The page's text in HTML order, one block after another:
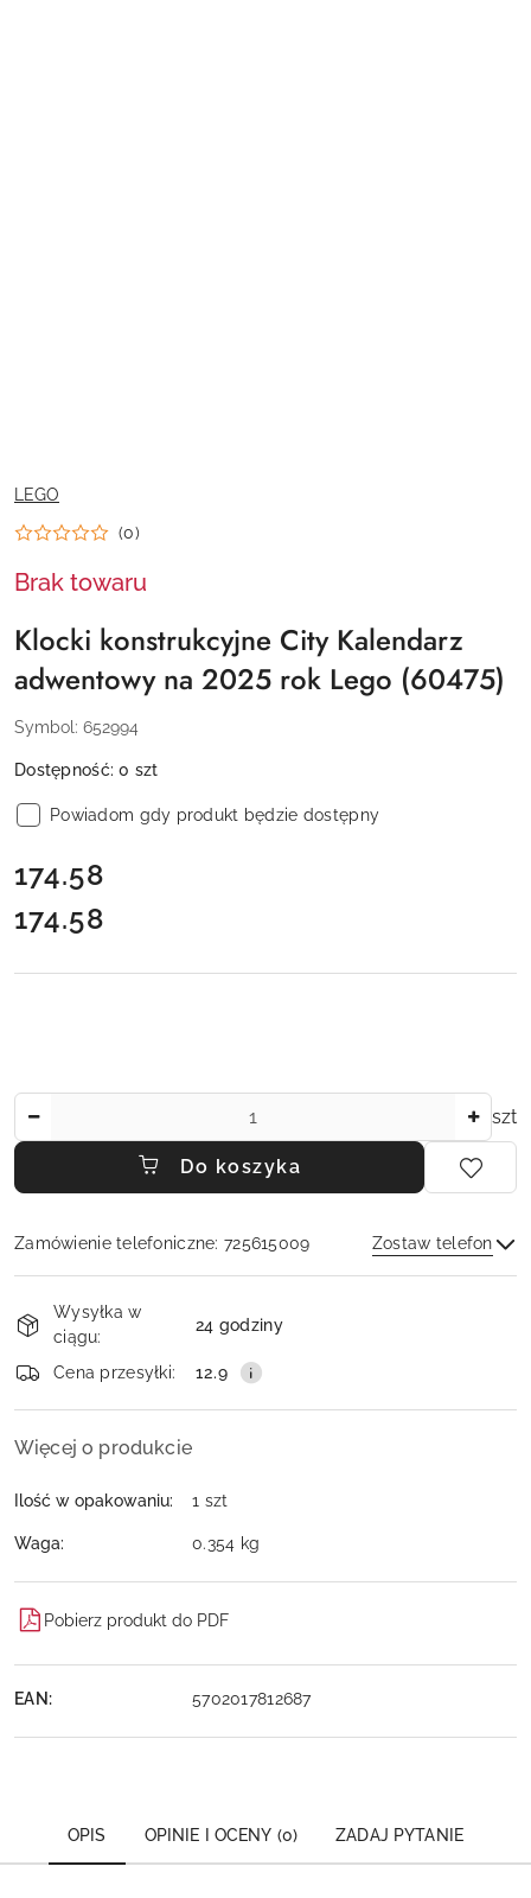
NAZWA
PRODUCENTA:
LEGO
(0)
Brak towaru
Klocki konstrukcyjne City Kalendarz
adwentowy na 2025 rok Lego (60475)
Symbol: 652994
Dostępność:0 szt
Powiadom gdy produkt będzie dostępny
cena:
174.58
Cena:
174.58
szt
Do koszyka
Zamówienie telefoniczne: 725615009 Zostaw telefon
i
dostawa
Wysyłka w
ciągu:
24 godziny
Cena przesyłki: 12.9
Więcej o produkcie
Ilość w opakowaniu: 1 szt
Waga: 0.354 kg
Pobierz produkt do PDF
EAN: 5702017812687
OPIS OPINIE I OCENY (0) ZADAJ PYTANIE